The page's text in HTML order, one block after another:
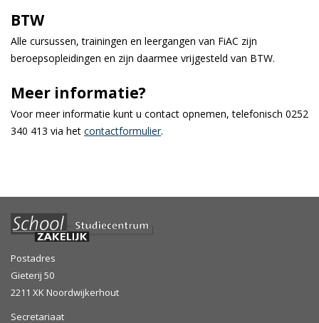
BTW
Alle cursussen, trainingen en leergangen van FiAC zijn
beroepsopleidingen en zijn daarmee vrijgesteld van BTW.
Meer informatie?
Voor meer informatie kunt u contact opnemen, telefonisch 0252
340 413 via het contactformulier.
Postadres
Gieterij 50
2211 XK Noordwijkerhout
Secretariaat